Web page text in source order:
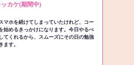
カケ(期間中)
マホを続けてしまっていたけれど、コー
始めるきっかけになります。今日やるべ
てくれるから、スムーズにその日の勉強
ます。